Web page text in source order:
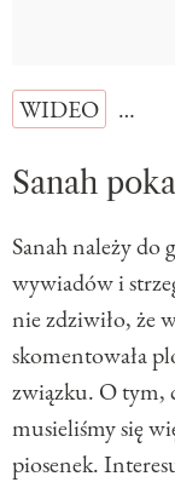
WIDEO …
Sanah
Sanah należy do
wywiadów i
nie zdziwiło, że
skomentowała
związku. O tym,
musieliśmy się
piosenek.